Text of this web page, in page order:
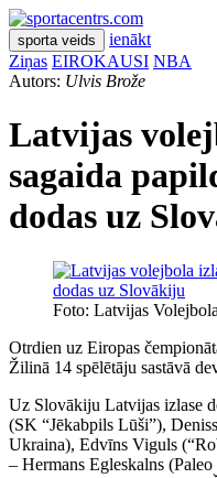
sporta veids
ienākt
Ziņas EIROKAUSI NBA
Autors: Ulvis Brože
Latvijas
sagaida
dodas uz
Foto: Latvijas
Otrdien uz Eiropas
Žilinā 14 spēlētāju sastāvā
Uz Slovākiju Latvijas izlase
(SK “Jēkabpils Lūši”),
Ukraina), Edvīns Viguls
– Hermans Egleskalns